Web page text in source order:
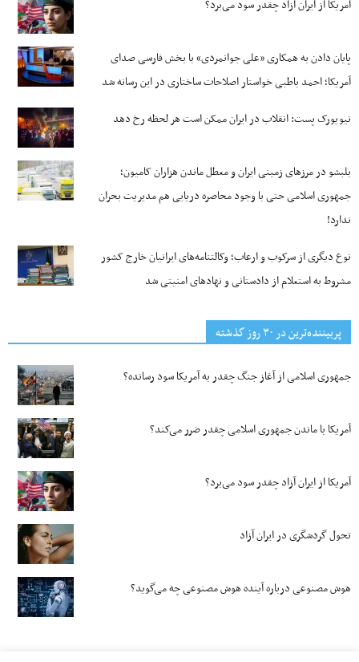
آمریکا از ایران آزاد چقدر سود می‌برد؟
پایان دادن به همکاری «علی جوانمردی» با بخش فارسی صدای
آمریکا؛ احمد باطبی خواستار اصلاحات ساختاری در این رسانه شد
نیویورک پست: انقلاب در ایران ممکن است هر لحظه رخ دهد
بلبشو در مرزهای زمینی ایران و معطل ماندن هزاران کامیون؛
جمهوری اسلامی حتی با وجود محاصره دریایی هم مدیریت بحران
ندارد!
نوع دیگری از سرکوب و ارعاب؛ وکالتنامه‌های ایرانیان خارج کشور
مشروط به استعلام از دادستانی و نهادهای امنیتی شد
پربیننده‌ترین‌ در ۳۰ روز گذشته
جمهوری اسلامی از آغاز جنگ چقدر به آمریکا سود رسانده؟
آمریکا با ماندن جمهوری اسلامی چقدر ضرر می‌کند؟
آمریکا از ایران آزاد چقدر سود می‌برد؟
تحول گردشگری در ایران آزاد
هوش مصنوعی درباره آینده هوش مصنوعی چه می‌گوید؟